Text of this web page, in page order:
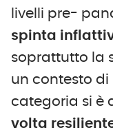
livelli pre-
spinta
soprattutto la
un contesto
categoria si è
volta